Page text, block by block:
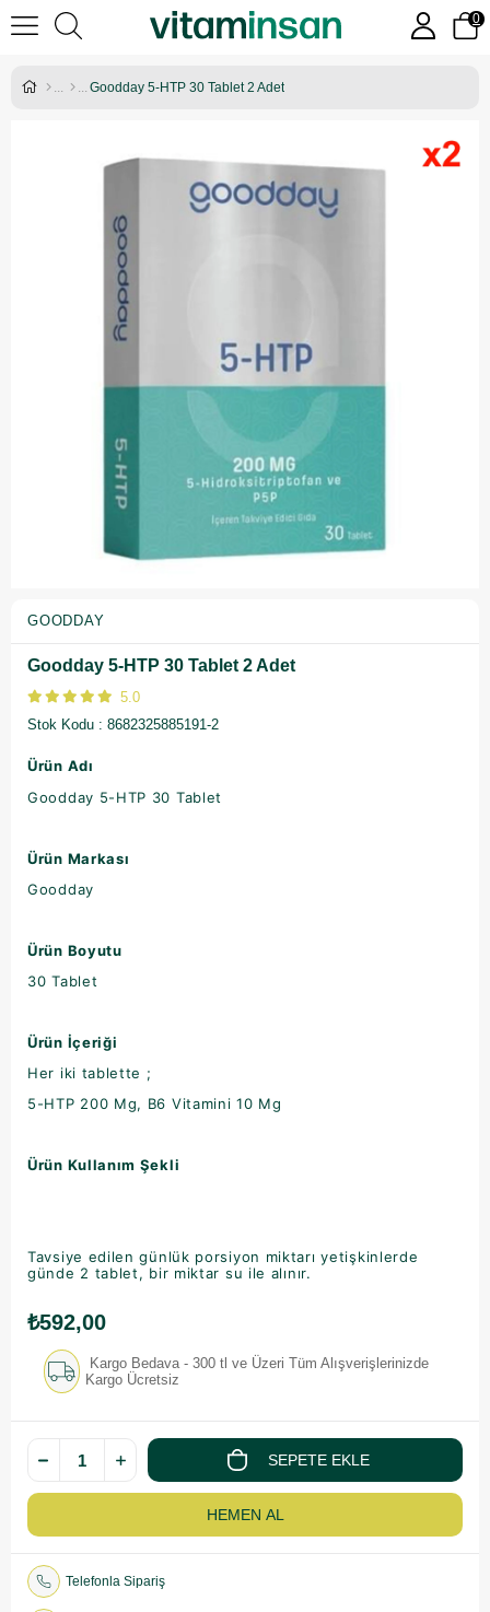
0
Goodday 5-HTP 30 Tablet 2 Adet
GOODDAY
Goodday 5-HTP 30 Tablet 2 Adet
5.0
Stok Kodu
8682325885191-2
Ürün Adı
Goodday 5-HTP 30 Tablet
Ürün Markası
Goodday
Ürün Boyutu
30 Tablet
Ürün İçeriği
Her iki tablette ;
5-HTP 200 Mg, B6 Vitamini 10 Mg
Ürün Kullanım Şekli
Tavsiye edilen günlük porsiyon miktarı yetişkinlerde
günde 2 tablet, bir miktar su ile alınır.
₺592,00
Kargo Bedava - 300 tl ve Üzeri Tüm Alışverişlerinizde
Kargo Ücretsiz
Telefonla Sipariş